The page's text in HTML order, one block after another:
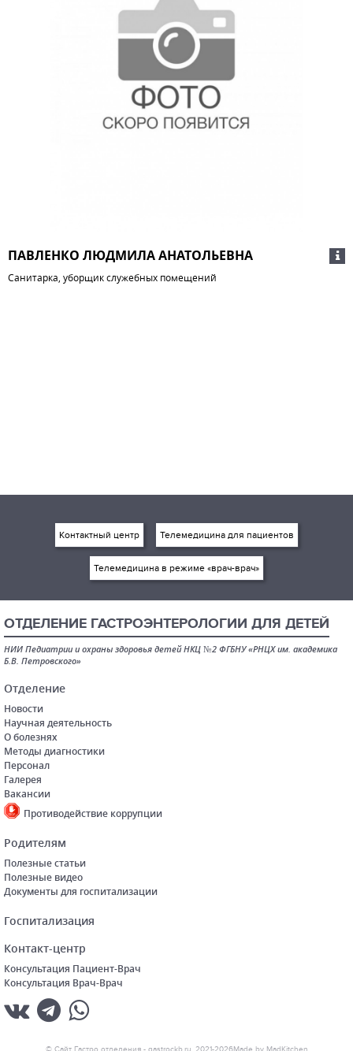
ПАВЛЕНКО ЛЮДМИЛА АНАТОЛЬЕВНА
Санитарка, уборщик служебных помещений
Контактный центр Телемедицина для пациентов
Телемедицина в режиме «врач-врач»
ОТДЕЛЕНИЕ ГАСТРОЭНТЕРОЛОГИИ ДЛЯ ДЕТЕЙ
НИИ Педиатрии и охраны здоровья детей НКЦ №2 ФГБНУ «РНЦХ им. академика
Б.В. Петровского»
Отделение
Новости
Научная деятельность
О болезнях
Методы диагностики
Персонал
Галерея
Вакансии
Противодействие коррупции
Родителям
Полезные статьи
Полезные видео
Документы для госпитализации
Госпитализация
Контакт-центр
Консультация Пациент-Врач
Консультация Врач-Врач